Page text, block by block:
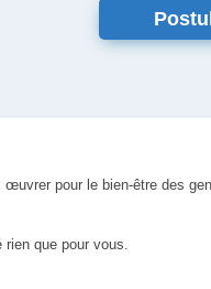
pour le bien-être des
que pour vous.